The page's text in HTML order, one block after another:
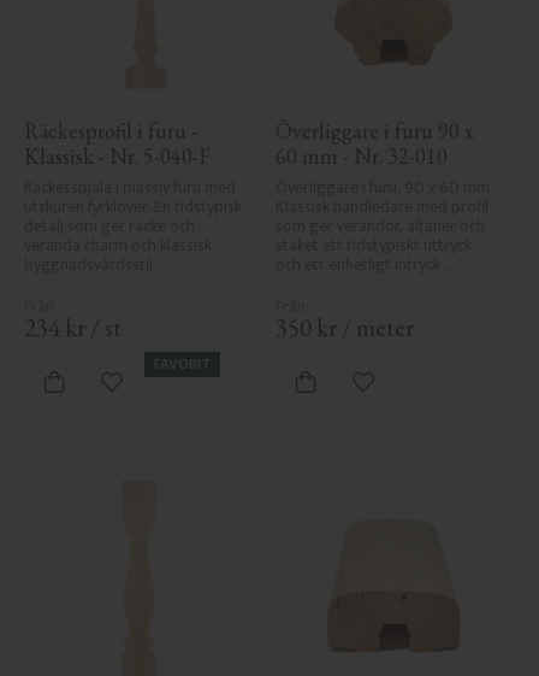
Räckesprofil i furu -
Klassisk - Nr. 5-040-F
234 kr / st
FAVORIT
Lägg till i favoriter
Överliggare i furu 90 x
60 mm - Nr. 32-010
350 kr / meter
Lägg till i favoriter